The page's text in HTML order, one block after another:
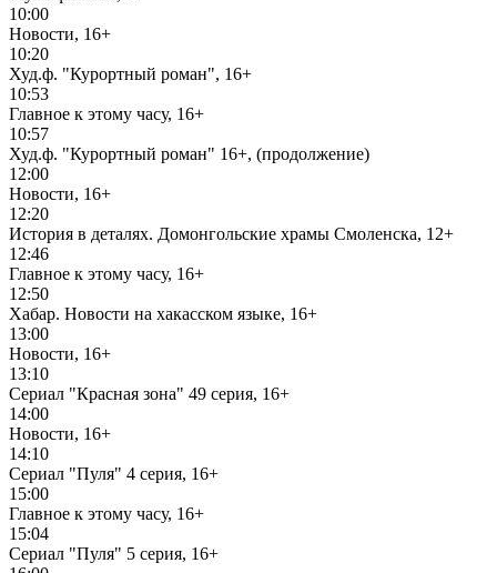
10:00
Новости, 16+
10:20
Худ.ф. "Курортный роман", 16+
10:53
Главное к этому часу, 16+
10:57
Худ.ф. "Курортный роман" 16+, (продолжение)
12:00
Новости, 16+
12:20
История в деталях. Домонгольские храмы Смоленска, 12+
12:46
Главное к этому часу, 16+
12:50
Хабар. Новости на хакасском языке, 16+
13:00
Новости, 16+
13:10
Сериал "Красная зона" 49 серия, 16+
14:00
Новости, 16+
14:10
Сериал "Пуля" 4 серия, 16+
15:00
Главное к этому часу, 16+
15:04
Сериал "Пуля" 5 серия, 16+